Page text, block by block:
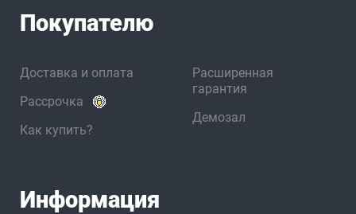
Покупателю
Доставка и оплата
Рассрочка
Как купить?
Расширенная
гарантия
Демозал
Информация